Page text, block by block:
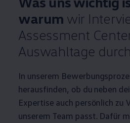
warum wir
Assessment
Auswahltage
In unserem
herausfinden, ob du neben
Expertise auch persönlich zu
unserem Team passt. Dafür